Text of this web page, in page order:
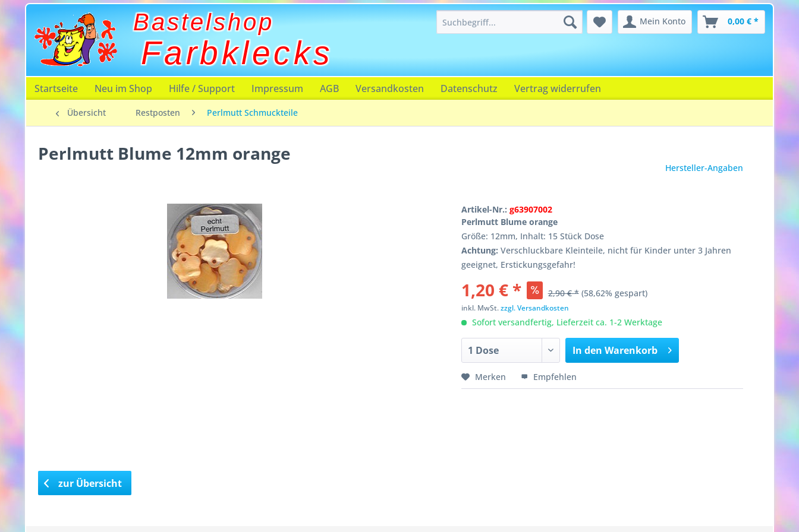
Bastelshop
Farbklecks
Mein Konto 0,00 € *
Startseite Neu im Shop Hilfe / Support Impressum AGB Versandkosten Datenschutz Vertrag widerrufen
Übersicht Restposten Perlmutt Schmuckteile
Perlmutt Blume 12mm orange
Hersteller-Angaben
Artikel-Nr.: g63907002
Perlmutt Blume orange
Größe: 12mm, Inhalt: 15 Stück Dose
Achtung: Verschluckbare Kleinteile, nicht für Kinder unter 3 Jahren
geeignet, Erstickungsgefahr!
1,20 € * 2,90 € * (58,62% gespart)
inkl. MwSt.zzgl. Versandkosten
Sofort versandfertig, Lieferzeit ca. 1-2 Werktage
In den Warenkorb
Merken Empfehlen
zur Übersicht